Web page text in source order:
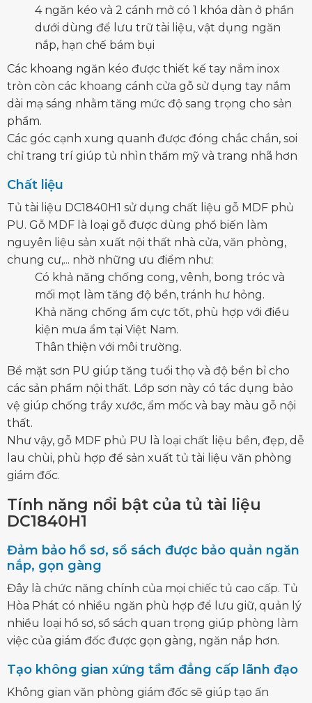
4 ngăn kéo và 2 cánh mở có 1 khóa dàn ở phần
dưới dùng để lưu trữ tài liệu, vật dụng ngăn
nắp, hạn chế bám bụi
Các khoang ngăn kéo được thiết kế tay nắm inox
tròn còn các khoang cánh cửa gỗ sử dụng tay nắm
dài mạ sáng nhằm tăng mức độ sang trọng cho sản
phẩm.
Các góc cạnh xung quanh được đóng chắc chắn, soi
chỉ trang trí giúp tủ nhìn thẩm mỹ và trang nhã hơn
Chất liệu
Tủ tài liệu DC1840H1 sử dụng chất liệu gỗ MDF phủ
PU. Gỗ MDF là loại gỗ được dùng phổ biến làm
nguyên liệu sản xuất nội thất nhà cửa, văn phòng,
chung cư,... nhờ những ưu điểm như:
Có khả năng chống cong, vênh, bong tróc và
mối mọt làm tăng độ bền, tránh hư hỏng.
Khả năng chống ẩm cực tốt, phù hợp với điều
kiện mưa ẩm tại Việt Nam.
Thân thiện với môi trường.
Bề mặt sơn PU giúp tăng tuổi thọ và độ bền bỉ cho
các sản phẩm nội thất. Lớp sơn này có tác dụng bảo
vệ giúp chống trầy xước, ẩm mốc và bay màu gỗ nội
thất.
Như vậy, gỗ MDF phủ PU là loại chất liệu bền, đẹp, dễ
lau chùi, phù hợp để sản xuất tủ tài liệu văn phòng
giám đốc.
Tính năng nổi bật của tủ tài liệu
DC1840H1
Đảm bảo hồ sơ, sổ sách được bảo quản ngăn
nắp, gọn gàng
Đây là chức năng chính của mọi chiếc tủ cao cấp. Tủ
Hòa Phát có nhiều ngăn phù hợp để lưu giữ, quản lý
nhiều loại hồ sơ, sổ sách quan trọng giúp phòng làm
việc của giám đốc được gọn gàng, ngăn nắp hơn.
Tạo không gian xứng tầm đẳng cấp lãnh đạo
Không gian văn phòng giám đốc sẽ giúp tạo ấn